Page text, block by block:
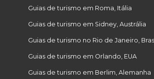
Guias de turismo em Roma, Itália
Guias de turismo em Sidney, Austrália
Guias de turismo no Rio de Janeiro,
Guias de turismo em Orlando, EUA
Guias de turismo em Berlim, Alemanha